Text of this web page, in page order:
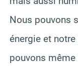
Nous pouvons
énergie et
pouvons